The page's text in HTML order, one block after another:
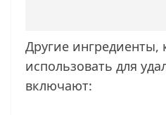
Другие
использовать для
включают: